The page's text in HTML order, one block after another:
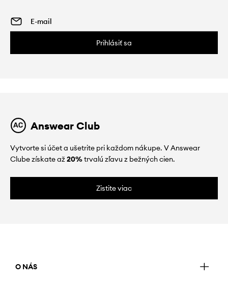
Prihlásiť sa
Answear Club
Vytvorte si účet a ušetrite pri každom nákupe. V Answear
Clube získate až20%trvalú zľavu z bežných cien.
Zistite viac
O NÁS